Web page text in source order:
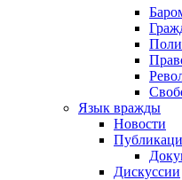
Язык вражды
Новости
Дискуссии